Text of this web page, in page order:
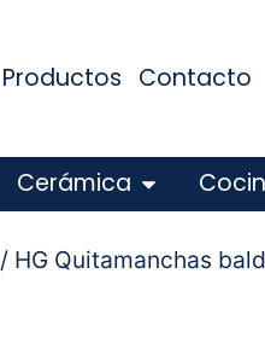
Productos Contacto
Cerámica
/ HG Quitamanchas